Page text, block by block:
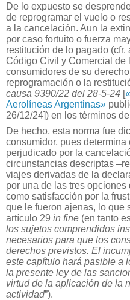
De lo expuesto se
de reprogramar el vuelo o
a la cancelación. Aun la
por caso fortuito o fuerza
restitución de lo pagado (cfr.
Código Civil y Comercial de
consumidores de su
reprogramación o la
causa 9390/22 del 28-5-24 [
Aerolíneas Argentinas»
26/12/24]) en los términos
De hecho, esta norma fue
consumidor, pues
perjudicado por la
circunstancias descriptas
viajes derivadas de la
por una de las tres
como satisfacción por la
que le fueron ajenas, lo que
artículo 29 in fine (en tanto
los sujetos comprendidos
necesarios para que los
derechos previstos. El
este capítulo hará pasible a
la presente ley de las
virtud de la aplicación de la
actividad”).